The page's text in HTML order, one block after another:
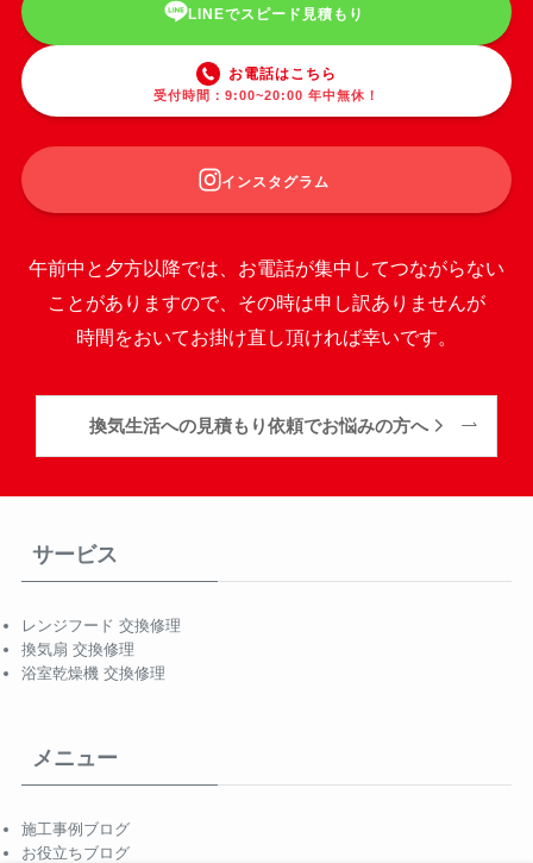
LINEでスピード見積もり
お電話はこちら
受付時間：9:00~20:00 年中無休！
インスタグラム
午前中と夕方以降では、お電話が集中してつながらない
ことがありますので、その時は申し訳ありませんが
時間をおいてお掛け直し頂ければ幸いです。
換気生活への見積もり依頼でお悩みの方へ
サービス
レンジフード 交換修理
換気扇 交換修理
浴室乾燥機 交換修理
メニュー
施工事例ブログ
お役立ちブログ